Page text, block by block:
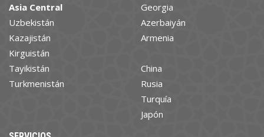
Asia Central
Uzbekistán
Kazajistán
Kirguistán
Tayikistán
Turkmenistán
Georgia
Azerbaiyán
Armenia
China
Rusia
Turquía
Japón